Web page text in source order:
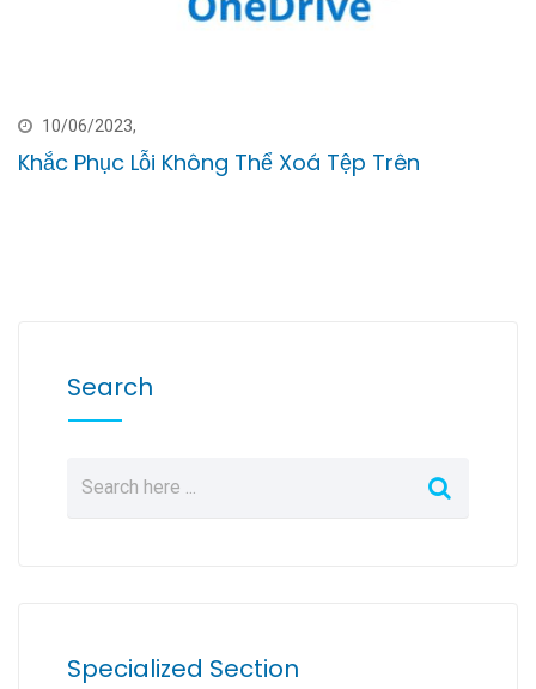
10/06/2023,
Khắc Phục Lỗi Không Thể Xoá Tệp Trên
Search
Specialized Section